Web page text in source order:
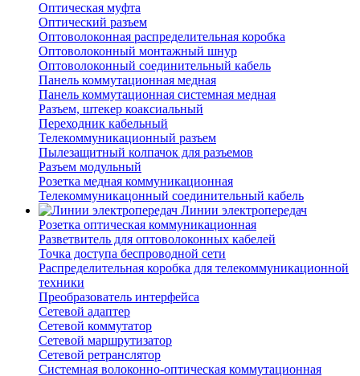
Оптическая муфта
Оптический разъем
Оптоволоконная распределительная коробка
Оптоволоконный монтажный шнур
Оптоволоконный соединительный кабель
Панель коммутационная медная
Панель коммутационная системная медная
Разъем, штекер коаксиальный
Переходник кабельный
Телекоммуникационный разъем
Пылезащитный колпачок для разъемов
Разъем модульный
Розетка медная коммуникационная
Телекоммуникацонный соединительный кабель
Линии электропередач
Розетка оптическая коммуникационная
Разветвитель для оптоволоконных кабелей
Точка доступа беспроводной сети
Распределительная коробка для телекоммуникационной
техники
Преобразователь интерфейса
Сетевой адаптер
Сетевой коммутатор
Сетевой маршрутизатор
Сетевой ретранслятор
Системная волоконно-оптическая коммутационная